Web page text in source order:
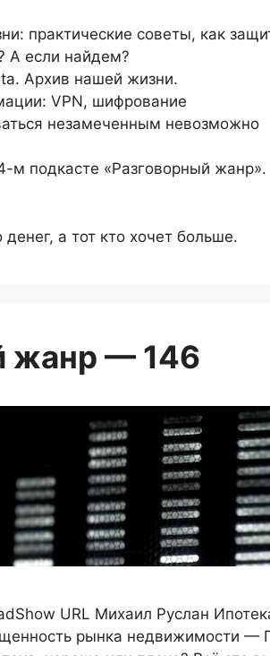
практические советы, как
А если найдем?
Архив нашей жизни.
VPN, шифрование
незамеченным невозможно
м подкасте «Разговорный жанр».
а тот кто хочет больше.
жанр — 146
URL Михаил Руслан
рынка недвижимости —